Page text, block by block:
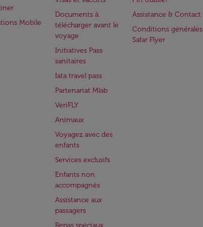
Mobile
Documents à
télécharger avant le
voyage
Initiatives Pass
sanitaires
Iata travel pass
Partenariat Mlab
VeriFLY
Animaux
Voyagez avec des
enfants
Services exclusifs
Enfants non
accompagnés
Assistance aux
passagers
Repas spéciaux
Assistance & Contact
Conditions générales
Safar Flyer